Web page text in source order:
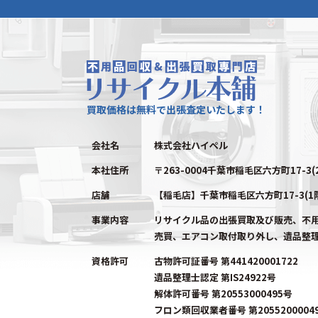
買取価格は無料で出張査定いたします！
会社名
株式会社ハイペル
本社住所
〒263-0004千葉市稲毛区六方町17-
店舗
【稲毛店】千葉市稲毛区六方町17-3(1
事業内容
リサイクル品の出張買取及び販売、不
売買、エアコン取付取り外し、遺品整
資格許可
古物許可証番号 第441420001722
遺品整理士認定 第IS24922号
解体許可番号 第20553000495号
フロン類回収業者番号 第